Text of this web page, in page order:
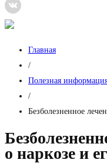
Главная
/
Полезная
/
Безболезненное
о наркозе и